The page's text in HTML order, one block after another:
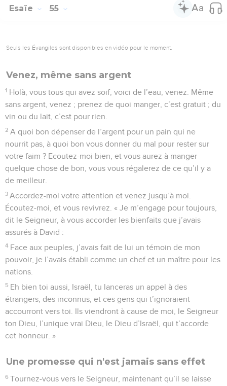
Esaïe 55
Seuls les Évangiles sont disponibles en vidéo pour le moment.
Venez, même sans argent
1 Holà, vous tous qui avez soif, voici de l’eau, venez. Même
sans argent, venez ; prenez de quoi manger, c’est gratuit ; du
vin ou du lait, c’est pour rien.
2 A quoi bon dépenser de l’argent pour un pain qui ne
nourrit pas, à quoi bon vous donner du mal pour rester sur
votre faim ? Ecoutez-moi bien, et vous aurez à manger
quelque chose de bon, vous vous régalerez de ce qu’il y a
de meilleur.
3 Accordez-moi votre attention et venez jusqu’à moi.
Écoutez-moi, et vous revivrez. « Je m’engage pour toujours,
dit le Seigneur, à vous accorder les bienfaits que j’avais
assurés à David :
4 Face aux peuples, j’avais fait de lui un témoin de mon
pouvoir, je l’avais établi comme un chef et un maître pour les
nations.
5 Eh bien toi aussi, Israël, tu lanceras un appel à des
étrangers, des inconnus, et ces gens qui t’ignoraient
accourront vers toi. Ils viendront à cause de moi, le Seigneur
ton Dieu, l’unique vrai Dieu, le Dieu d’Israël, qui t’accorde
cet honneur. »
Une promesse qui n'est jamais sans effet
6 Tournez-vous vers le Seigneur, maintenant qu’il se laisse